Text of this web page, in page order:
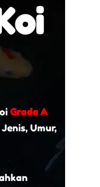
Grade A
Umur,